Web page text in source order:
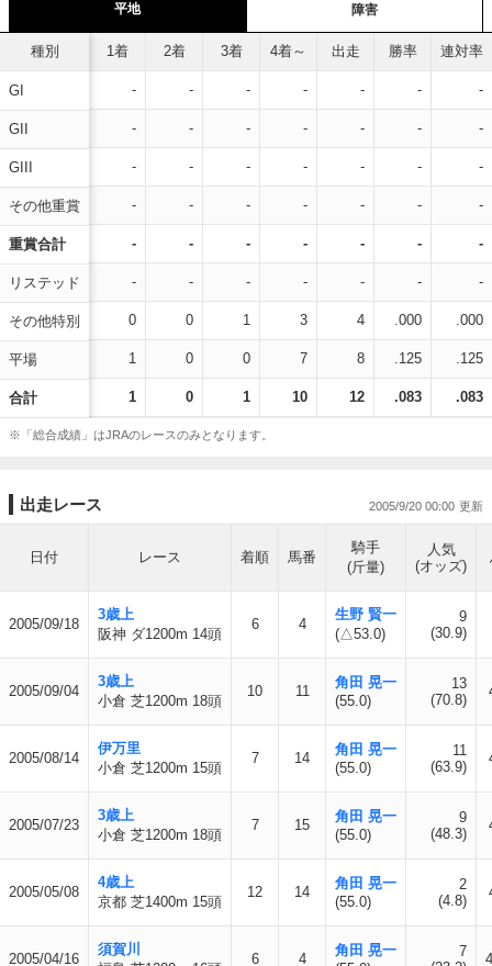
平地 障害
種別
GI
GII
GIII
その他重賞
重賞合計
リステッド
その他特別
平場
合計
1着 2着 3着 4着～ 出走 勝率 連対率
- - - - - - -
- - - - - - -
- - - - - - -
- - - - - - -
- - - - - - -
- - - - - - -
0 0 1 3 4 .000 .000
1 0 0 7 8 .125 .125
1 0 1 10 12 .083 .083
※「総合成績」はJRAのレースのみとなります。
出走レース 2005/9/20 00:00
日付 レース 着順 馬番
騎手
(斤量)
人気
(オッズ)
2005/09/18
3歳上
阪神 ダ1200m 14頭
6 4
生野 賢一
(△53.0)
9
(30.9)
2005/09/04
3歳上
小倉 芝1200m 18頭
10 11
角田 晃一
(55.0)
13
(70.8)
2005/08/14
伊万里
小倉 芝1200m 15頭
7 14
角田 晃一
(55.0)
11
(63.9)
2005/07/23
3歳上
小倉 芝1200m 18頭
7 15
角田 晃一
(55.0)
9
(48.3)
2005/05/08
4歳上
京都 芝1400m 15頭
12 14
角田 晃一
(55.0)
2
(4.8)
2005/04/16
須賀川
6 4
角田 晃一
7